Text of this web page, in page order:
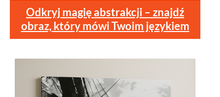
Odkryj magię abstrakcji – znajdź
obraz, który mówi Twoim językiem